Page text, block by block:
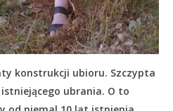
konstrukcji ubioru. Szczypta
ubrania. O to